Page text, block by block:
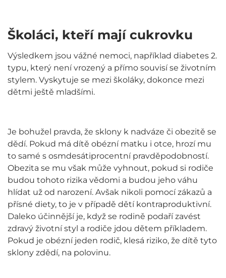
Školáci, kteří mají cukrovku
Výsledkem jsou vážné nemoci, například diabetes 2.
typu, který není vrozený a přímo souvisí se životním
stylem. Vyskytuje se mezi školáky, dokonce mezi
dětmi ještě mladšími.
Je bohužel pravda, že sklony k nadváze či obezitě se
dědí. Pokud má dítě obézní matku i otce, hrozí mu
to samé s osmdesátiprocentní pravděpodobností.
Obezita se mu však může vyhnout, pokud si rodiče
budou tohoto rizika vědomi a budou jeho váhu
hlídat už od narození. Avšak nikoli pomocí zákazů a
přísné diety, to je v případě dětí kontraproduktivní.
Daleko účinnější je, když se rodině podaří zavést
zdravý životní styl a rodiče jdou dětem příkladem.
Pokud je obézní jeden rodič, klesá riziko, že dítě tyto
sklony zdědí, na polovinu.